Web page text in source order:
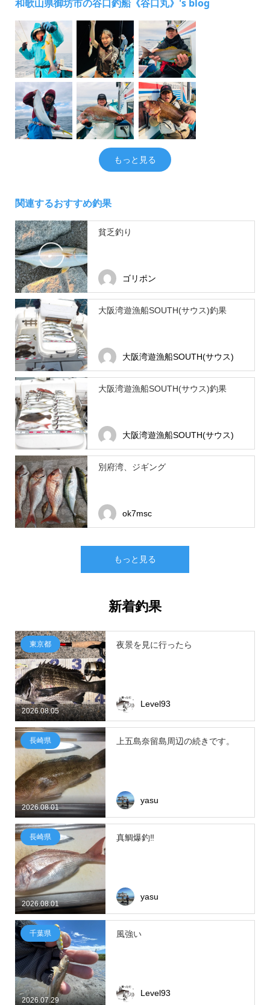
和歌山県御坊市の谷口釣船《谷口丸》's blog
もっと見る
関連するおすすめ釣果
貧乏釣り
ゴリポン
大阪湾遊漁船SOUTH(サウス)釣果
大阪湾遊漁船SOUTH(サウス)
大阪湾遊漁船SOUTH(サウス)釣果
大阪湾遊漁船SOUTH(サウス)
別府湾、ジギング
ok7msc
もっと見る
新着釣果
2026.08.05
東京都 夜景を見に行ったら
Level93
2026.08.01
長崎県 上五島奈留島周辺の続きです。
yasu
2026.08.01
長崎県 真鯛爆釣‼
yasu
2026.07.29
千葉県 風強い
Level93